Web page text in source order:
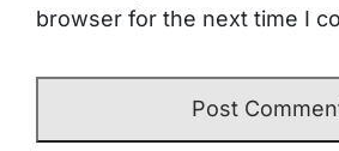
browser for the next time I